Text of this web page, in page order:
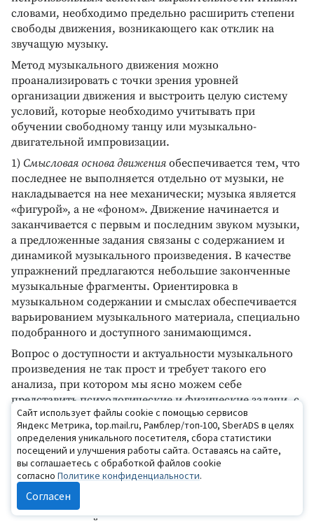
словами, необходимо предельно расширить степени
свободы движения, возникающего как отклик на
звучащую музыку.
Метод музыкального движения можно
проанализировать с точки зрения уровней
организации движения и выстроить целую систему
условий, которые необходимо учитывать при
обучении свободному танцу или музыкально-
двигательной импровизации.
1) Смысловая основа движения обеспечивается тем, что
последнее не выполняется отдельно от музыки, не
накладывается на нее механически; музыка является
«фигурой», а не «фоном». Движение начинается и
заканчивается с первым и последним звуком музыки,
а предложенные задания связаны с содержанием и
динамикой музыкального произведения. В качестве
упражнений предлагаются небольшие законченные
музыкальные фрагменты. Ориентировка в
музыкальном содержании и смыслах обеспечивается
варьированием музыкального материала, специально
подобранного и доступного занимающимся.
Вопрос о доступности и актуальности музыкального
произведения не так прост и требует такого его
анализа, при котором мы ясно можем себе
представить психологические и физические задачи, с
которыми столкнется воспринимающий музыку
через движение. Продолжительность музыкального
произведения, характер моторной активности — один
из очевидных критериев оценки доступности. Гораздо
сложнее оценить эмоциональную, содержательную
доступность музыкального произведения. Очевидно,
что она должна опираться и учитывать
Сайт использует файлы cookie с помощью сервисов
Яндекс Метрика, top.mail.ru, Рамблер/топ-100, SberADS в целях
определения уникального посетителя, сбора статистики
посещений и улучшения работы сайта. Оставаясь на сайте,
вы соглашаетесь с обработкой файлов cookie
согласно Политике конфиденциальности.
Согласен